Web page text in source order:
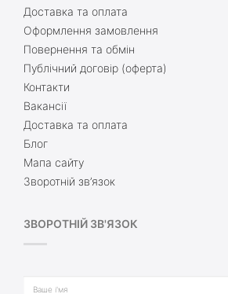
Доставка та оплата
Оформлення замовлення
Повернення та обмін
Публічний договір (оферта)
Контакти
Вакансії
Доставка та оплата
Блог
Мапа сайту
Зворотній зв’язок
ЗВОРОТНІЙ ЗВ'ЯЗОК